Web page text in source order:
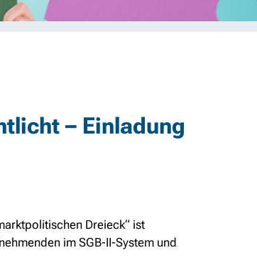
– Einladung
Dreieck“ ist
im SGB-II-System und